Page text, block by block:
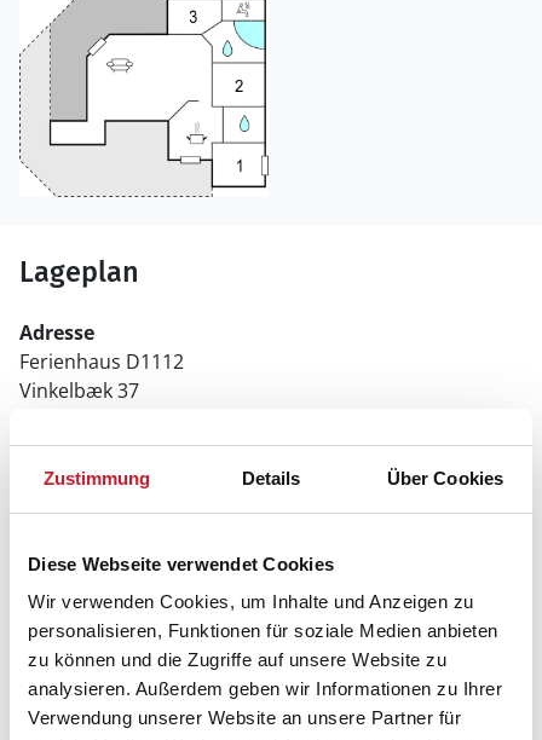
Zustimmung Details Über Cookies
Diese Webseite verwendet Cookies
Wir verwenden Cookies, um Inhalte und Anzeigen zu
personalisieren, Funktionen für soziale Medien anbieten
zu können und die Zugriffe auf unsere Website zu
analysieren. Außerdem geben wir Informationen zu Ihrer
Verwendung unserer Website an unsere Partner für
Lageplan
Adresse
Ferienhaus D1112
Vinkelbæk 37
6430 Nordborg